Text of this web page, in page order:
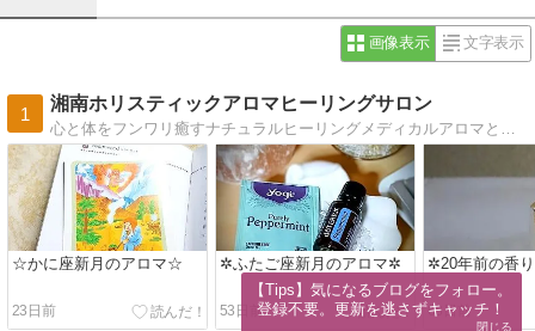
画像表示 文字表示
1
湘南ホリスティックアロマヒーリングサロン
☆かに座新月のアロマ☆
23日前
✲ふたご座新月のアロマ✲
53日前
✲20年前の香
68日前
【Tips】気になるブログをフォロー。
登録不要。更新を逃さずキャッチ！
閉じる